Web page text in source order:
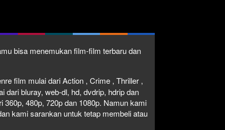
bisa menemukan film-film terbaru dan
film mulai dari Action , Crime , Thriller ,
bluray, web-dl, hd, dvdrip, hdrip dan
480p, 720p dan 1080p. Namun kami
kami sarankan untuk tetap membeli atau